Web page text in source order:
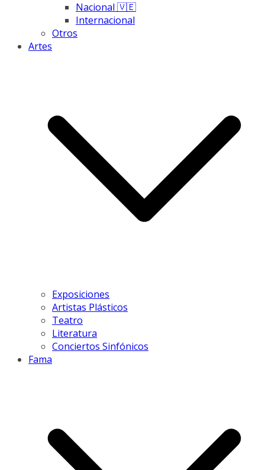
Nacional 🇻🇪
Internacional
Otros
Artes
Exposiciones
Artistas Plásticos
Teatro
Literatura
Conciertos Sinfónicos
Fama